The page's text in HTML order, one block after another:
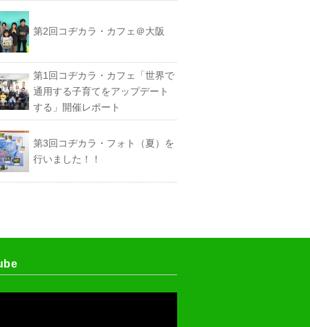
第2回コヂカラ・カフェ＠大阪
第1回コヂカラ・カフェ「世界で
通用する子育てをアップデート
する」開催レポート
第3回コヂカラ・フォト（夏）を
行いました！！